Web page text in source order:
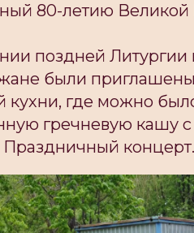
80-летию
поздней Литургии
были
кухни, где можно
гречневую кашу
Праздничный концерт.